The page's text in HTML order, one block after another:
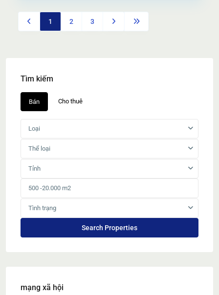
1 2 3
Tìm kiếm
Bán Cho thuê
Loại
Thể loại
Tỉnh
Tình trạng
mạng xã hội